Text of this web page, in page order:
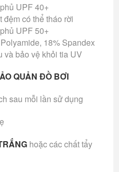
UPF 40+
đệm có thể tháo rời
UPF 50+
18% Spandex
và bảo vệ khỏi tia UV
QUẢN ĐỒ BƠI
sau mỗi lần sử dụng
hoặc các chất tẩy